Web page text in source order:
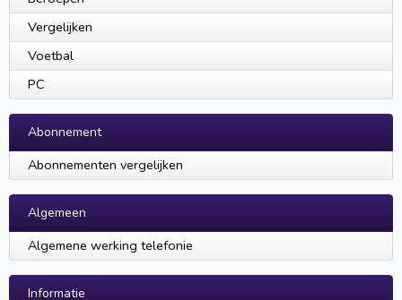
Vergelijken
Voetbal
PC
Abonnement
Abonnementen vergelijken
Algemeen
Algemene werking telefonie
Informatie